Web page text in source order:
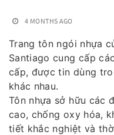
4 MONTHS AGO
Trang tôn ngói nhựa
Santiago cung cấp
cấp, được tin dùng
khác nhau.
Tôn nhựa sở hữu các
cao, chống oxy hóa,
tiết khắc nghiệt và